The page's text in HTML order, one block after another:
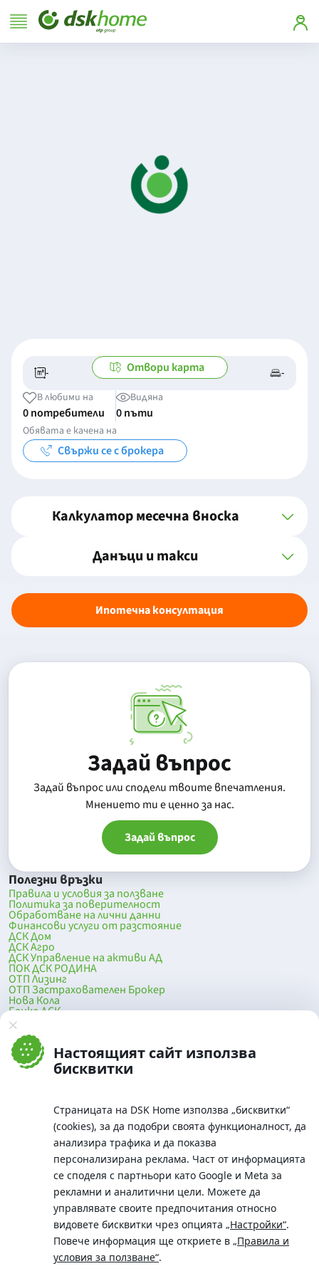
Настоящият сайт използва
бисквитки
Страницата на DSK Home използва „бисквитки“
(cookies), за да подобри своята функционалност, да
анализира трафика и да показва
персонализирана реклама. Част от информацията
се споделя с партньори като Google и Meta за
рекламни и аналитични цели. Можете да
управлявате своите предпочитания относно
видовете бисквитки чрез опцията „Настройки“.
Повече информация ще откриете в „Правила и
условия за ползване“.
- -/- -
Отвори карта
В любими на
0 потребители
Видяна
0 пъти
Обявата е качена на
Свържи се с брокера
Калкулатор месечна вноска
Данъци и такси
Ипотечна консултация
Задай въпрос
Задай въпрос или сподели твоите впечатления.
Mнението ти е ценно за нас.
Задай въпрос
Полезни връзки
Правила и условия за ползване
Политика за поверителност
Обработване на лични данни
Финансови услуги от разстояние
ДСК Дом
ДСК Агро
ДСК Управление на активи АД
ПОК ДСК РОДИНА
ОТП Лизинг
ОТП Застрахователен Брокер
Нова Кола
Банка ДСК
DSK Mobile
Оферти за продажба от Банка ДСК
Клонова мрежа и банкомати
До началото на страницата
Телефон:
0700 10 375 / *2375
Московска No.19 / ул. Г. Бенковски No. 5, София 1036
SWIFT/BIC: